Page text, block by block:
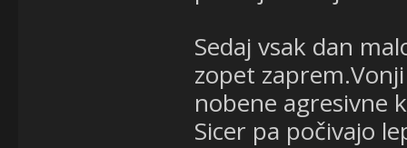
Sedaj vsak dan
zopet
nobene agresivne
Sicer pa počivajo